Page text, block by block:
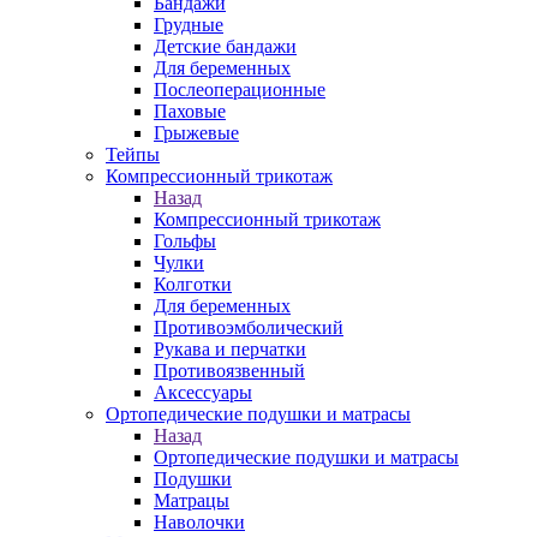
Грудные
Детские бандажи
Для беременных
Послеоперационные
Паховые
Грыжевые
Тейпы
Компрессионный трикотаж
Назад
Компрессионный трикотаж
Гольфы
Чулки
Колготки
Для беременных
Противоэмболический
Рукава и перчатки
Противоязвенный
Аксессуары
Ортопедические подушки и матрасы
Назад
Ортопедические подушки и матрасы
Подушки
Матрацы
Наволочки